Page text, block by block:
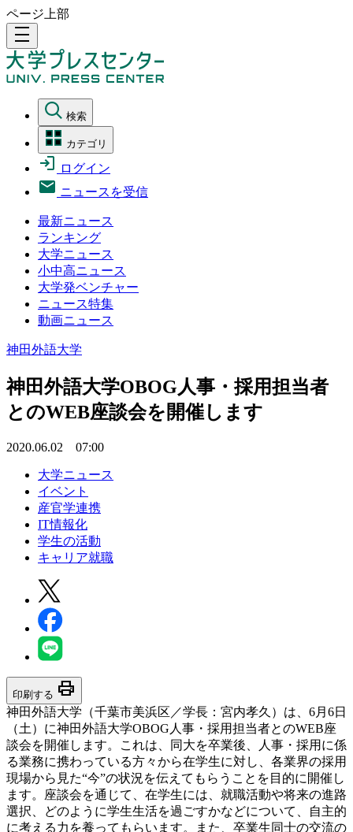
ページ上部
density_medium
検索
カテゴリ
ログイン
ニュースを受信
最新ニュース
ランキング
大学ニュース
小中高ニュース
大学発ベンチャー
ニュース特集
動画ニュース
神田外語大学
神田外語大学OBOG人事・採用担当者
とのWEB座談会を開催します
2020.06.02 07:00
大学ニュース
イベント
産官学連携
IT情報化
学生の活動
キャリア就職
印刷する print
神田外語大学（千葉市美浜区／学長：宮内孝久）は、6月6日
（土）に神田外語大学OBOG人事・採用担当者とのWEB座
談会を開催します。これは、同大を卒業後、人事・採用に係
る業務に携わっている方々から在学生に対し、各業界の採用
現場から見た“今”の状況を伝えてもらうことを目的に開催し
ます。座談会を通じて、在学生には、就職活動や将来の進路
選択、どのように学生生活を過ごすかなどについて、自主的
に考える力を養ってもらいます。また、卒業生同士の交流の